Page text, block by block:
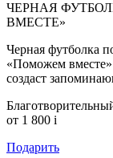
ЧЕРНАЯ
ВМЕСТЕ»
Черная футболка
«Поможем
создаст
от 1 800 i
Подарить